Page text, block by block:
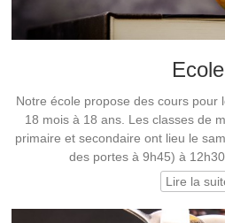
Ecole
Notre école propose des cours pour
18 mois à 18 ans. Les classes de
primaire et secondaire ont lieu le
des portes à 9h45) à
Lire la